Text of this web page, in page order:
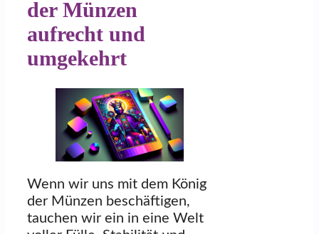
der Münzen
aufrecht und
umgekehrt
Wenn wir uns mit dem König
der Münzen beschäftigen,
tauchen wir ein in eine Welt